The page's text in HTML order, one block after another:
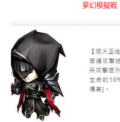
夢幻模擬戰,